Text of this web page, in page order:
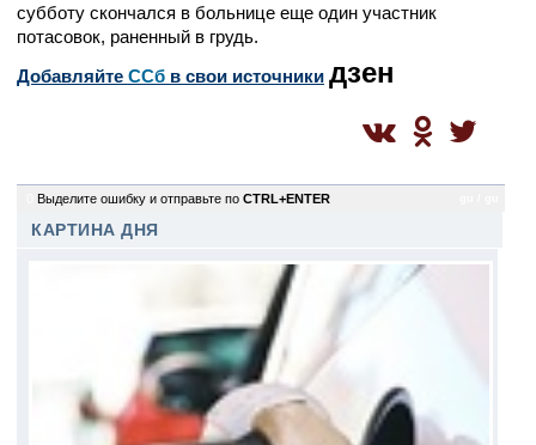
субботу скончался в больнице еще один участник
потасовок, раненный в грудь.
Добавляйте CСб в свои источники дзен
Выделите ошибку и отправьте по CTRL+ENTER
КАРТИНА ДНЯ